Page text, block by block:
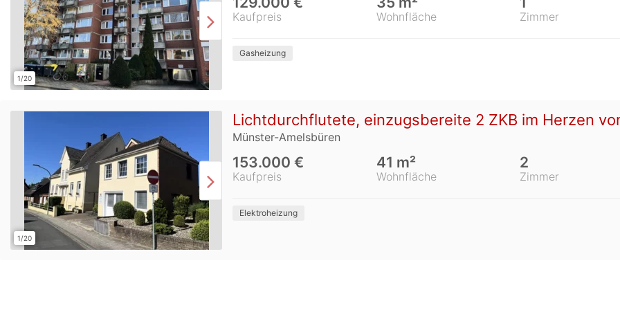
1/20
Kaufpreis Wohnfläche Zimmer
Gasheizung
1/20
Lichtdurchflutete, einzugsbereite 2 ZKB im Herzen
Münster-Amelsbüren
Kaufpreis
153.000 €
Wohnfläche
41 m²
Zimmer
2
Elektroheizung